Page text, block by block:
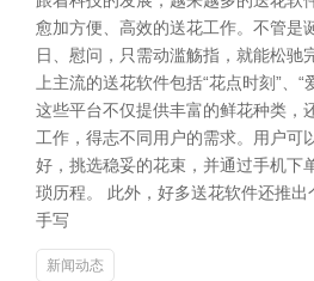
愈加方便、高效的送花工作。不管是
日、慰问，只需动滥觞指，就能松驰
上主流的送花软件包括“花点时刻”、“
这些平台不仅提供丰富的鲜花种类，
工作，得志不同用户的需求。用户可
好，挑选稳妥的花束，并通过手机下
琐历程。 此外，好多送花软件还推
手写
新闻动态